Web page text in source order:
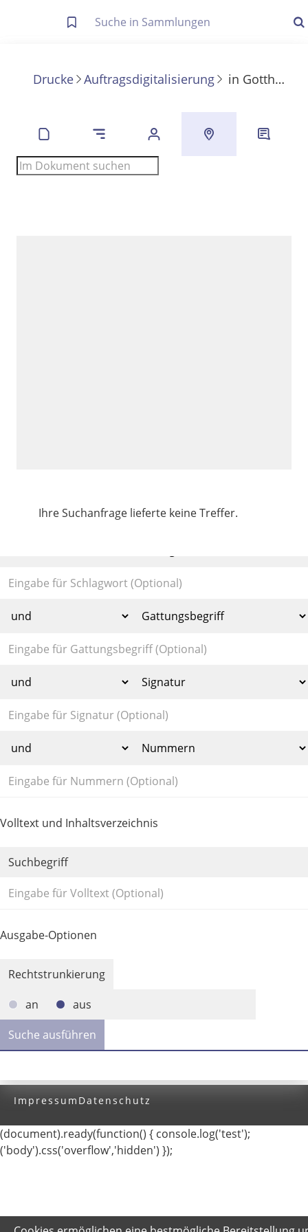
Die letzte Trefferliste besteht aus Ihrer letzten Suche, samt
Anzeigen
Zuletzt gesucht
Volltext und Inhaltsverzeichnis
Suchbegriff
Ausgabe-Optionen
Rechtstrunkierung
an
aus
Drucke Auftragsdigitalisierung in Gotthold Ephraim Lessings Sämmtliche Schriften
Ihre Suchanfrage lieferte keine Treffer.
Impressum Datenschutz
(document).ready(function() { console.log('test');
('body').css('overflow','hidden') });